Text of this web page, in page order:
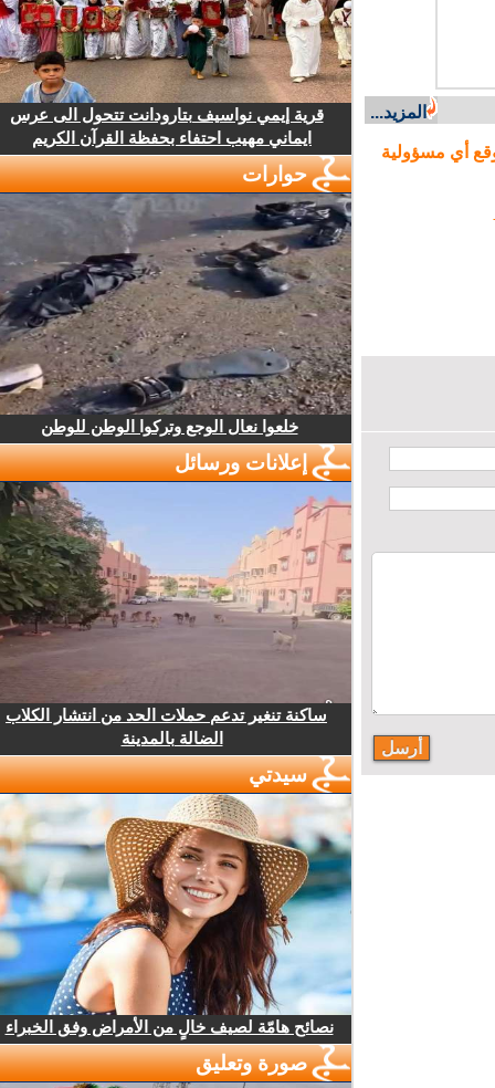
المزيد...
أي مسؤولية
قرية إيمي نواسيف بتارودانت تتحول الى عرس
ايماني مهيب احتفاء بحفظة القرآن الكريم
حوارات
خلعوا نعال الوجع وتركوا الوطن للوطن
إعلانات ورسائل
ساكنة تنغير تدعم حملات الحد من انتشار الكلاب
الضالة بالمدينة
سيدتي
نصائح هامّة لصيف خالٍ من الأمراض وفق الخبراء
صورة وتعليق